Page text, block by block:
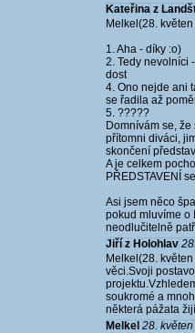
Kateřina z
Melkel(28.
1. Aha - díky :o)
2. Tedy nevolníci
dost
4. Ono nejde ani
se řadila až
5. ?????
Domnívám se,
přítomni diváci,
skončení
A je celkem
PŘEDSTAVENÍ
Asi jsem něco
pokud mluvíme o
neodlučitelně
Jiří z Holohlav
Melkel(28.
věci.Svoji
soukromé a
některá pážata
Melkel 28.